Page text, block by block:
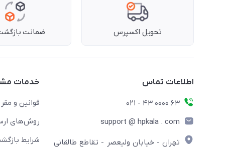
تحویل اکسپرس ضمانت
اطلاعات تماس
63 0000 43 - 021
support @ hpkala . com
تهران - خیابان ولیعصر - تقاطع طالقانی
خدمات
قوانین و
روش‌های
شرایط